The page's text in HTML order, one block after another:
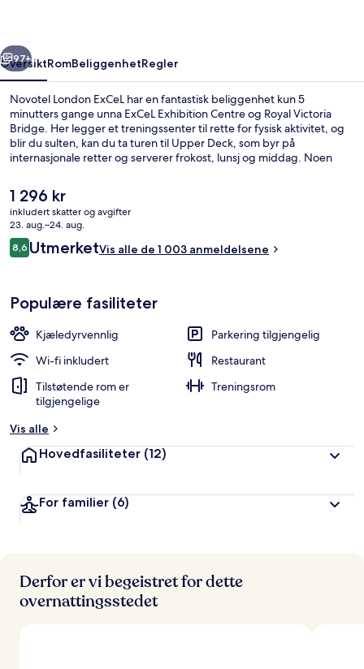
Neste
97+
OversiktRomBeliggenhetRegler
Novotel London ExCeL har en fantastisk beliggenhet kun 5
minutters gange unna ExCeL Exhibition Centre og Royal Victoria
Bridge. Her legger et treningssenter til rette for fysisk aktivitet, og
blir du sulten, kan du ta turen til Upper Deck, som byr på
internasjonale retter og serverer frokost, lunsj og middag. Noen
betjeningen og beliggenheten får mye skryt fra andre reisende. Du
kan gå til kollektivtransport: Det tar 6 minutter å gå til Royal Victoria
Station og 6 minutter å gå til Custom House Station.
Den
nåværende
prisen
er
1 296 kr
1 296 kr
inkludert skatter og avgifter
23. aug.–24. aug.
Anmeldelser
8,68,6 av 10 –
UtmerketVis alle de 1 003 anmeldelsene
Populære fasiliteter
Kjæledyrvennlig
Parkering tilgjengelig
Wi-fi inkludert
Restaurant
Tilstøtende rom er
tilgjengelige
Treningsrom
Vis alle
Hovedfasiliteter (12)
For familier (6)
Derfor er vi begeistret for dette
overnattingsstedet